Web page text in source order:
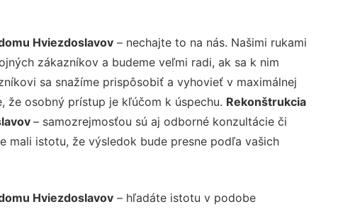
Hviezdoslavov– nechajte to na nás. Našimi rukami
zákazníkov a budeme veľmi radi, ak sa k nim
sa snažíme prispôsobiť a vyhovieť v maximálnej
že osobný prístup je kľúčom k úspechu. Rekonštrukcia
– samozrejmosťou sú aj odborné konzultácie či
mali istotu, že výsledok bude presne podľa vašich
Hviezdoslavov– hľadáte istotu v podobe